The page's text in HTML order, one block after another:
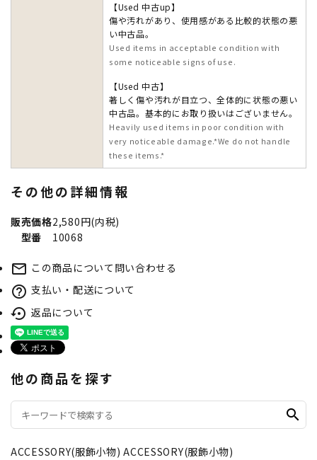
【Used 中古up】
傷や汚れがあり、使用感がある比較的状態の悪
い中古品。
Used items in acceptable condition with
some noticeable signs of use.
【Used 中古】
著しく傷や汚れが目立つ、全体的に状態の悪い
中古品。基本的にお取り扱いはございません。
Heavily used items in poor condition with
very noticeable damage.*We do not handle
these items.*
その他の詳細情報
販売価格2,580円(内税)
型番
10068
mail_outline この商品について問い合わせる
help_outline 支払い・配送について
settings_backup_restore 返品について
他の商品を探す
search
ACCESSORY(服飾小物) ACCESSORY(服飾小物)